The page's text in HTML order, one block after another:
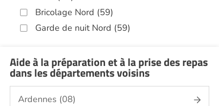
Bricolage Nord (59)
Garde de nuit Nord (59)
Infirmiers Nord (59)
Jardinage Nord (59)
Aide aux courses Nord (59)
Aide à la préparation et à la prise des repas
dans les départements voisins
Ardennes (08)